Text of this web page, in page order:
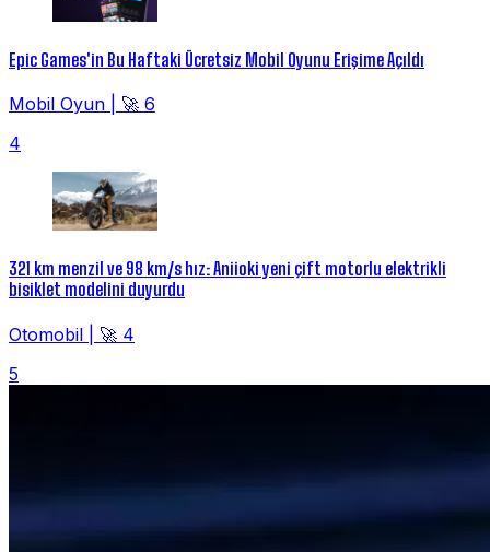
Epic Games'in Bu Haftaki Ücretsiz Mobil Oyunu Erişime Açıldı
Mobil Oyun
🚀 6
4
321 km menzil ve 98 km/s hız: Aniioki yeni çift motorlu elektrikli
bisiklet modelini duyurdu
Otomobil
🚀 4
5